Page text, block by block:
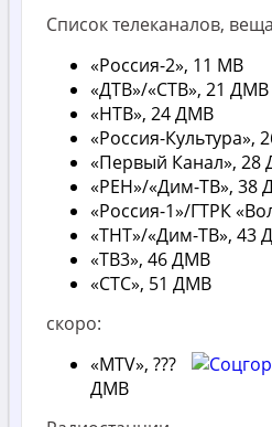
Список телеканалов,
«Россия-2», 11 МВ
«ДТВ»/«СТВ», 21 ДМВ
«НТВ», 24 ДМВ
«Россия-Культура»,
«Первый Канал», 28
«РЕН»/«Дим-ТВ», 38
«Россия-1»/ГТРК
«ТНТ»/«Дим-ТВ», 43
«ТВ3», 46 ДМВ
«СТС», 51 ДМВ
скоро:
«MTV», ???
ДМВ